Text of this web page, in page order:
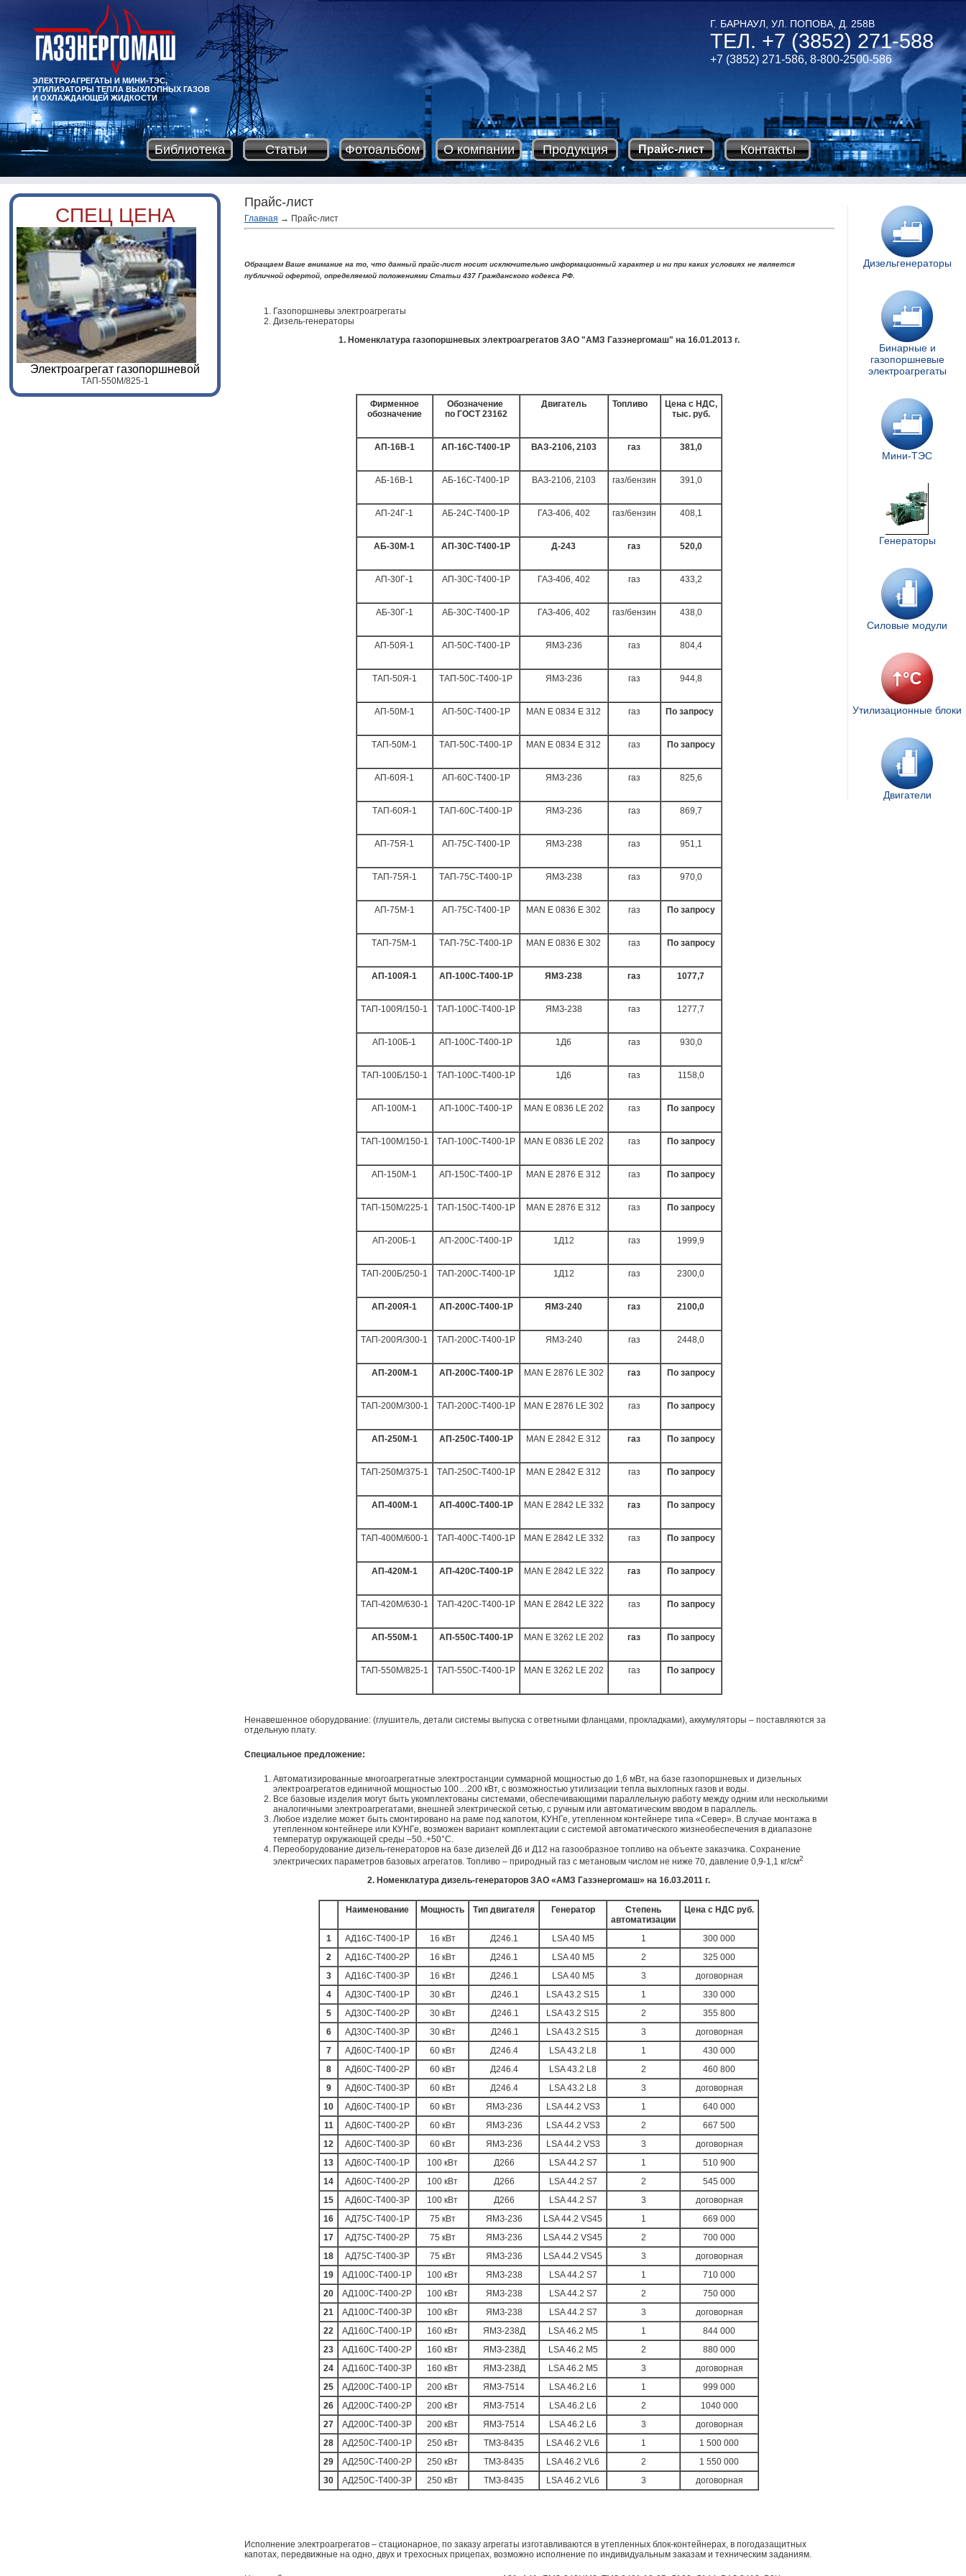
Г. БАРНАУЛ, УЛ. ПОПОВА, Д. 258В
ТЕЛ. +7 (3852) 271-588
+7 (3852) 271-586, 8-800-2500-586
ЭЛЕКТРОАГРЕГАТЫ И МИНИ-ТЭС,
УТИЛИЗАТОРЫ ТЕПЛА ВЫХЛОПНЫХ ГАЗОВ
И ОХЛАЖДАЮЩЕЙ ЖИДКОСТИ
Библиотека Статьи Фотоальбом О компании Продукция Прайс-лист Контакты
СПЕЦ ЦЕНА
Электроагрегат газопоршневой
ТАП-550M/825-1
Прайс-лист
Главная → Прайс-лист
Обращаем Ваше внимание на то, что данный прайс-лист носит исключительно информационный характер и ни при каких условиях не является
публичной офертой, определяемой положениями Статьи 437 Гражданского кодекса РФ.
Газопоршневы электроагрегаты
Дизель-генераторы
1. Номенклатура газопоршневых электроагрегатов ЗАО "АМЗ Газэнергомаш" на 16.01.2013 г.
Фирменное
обозначение
Обозначение
по ГОСТ 23162
Двигатель Топливо
Цена с НДС,
тыс. руб.
АП-16В-1 АП-16С-Т400-1Р ВАЗ-2106, 2103 газ 381,0
АБ-16В-1 АБ-16С-Т400-1Р ВАЗ-2106, 2103 газ/бензин 391,0
АП-24Г-1 АБ-24С-Т400-1Р ГАЗ-406, 402 газ/бензин 408,1
АБ-30М-1 АП-30С-Т400-1Р Д-243 газ 520,0
АП-30Г-1 АП-30С-Т400-1Р ГАЗ-406, 402 газ 433,2
АБ-30Г-1 АБ-30С-Т400-1Р ГАЗ-406, 402 газ/бензин 438,0
АП-50Я-1 АП-50С-Т400-1Р ЯМЗ-236 газ 804,4
ТАП-50Я-1 ТАП-50С-Т400-1Р ЯМЗ-236 газ 944,8
АП-50M-1 АП-50С-Т400-1Р MAN E 0834 E 312 газ По запросу
ТАП-50M-1 ТАП-50С-Т400-1Р MAN E 0834 E 312 газ По запросу
АП-60Я-1 АП-60С-Т400-1Р ЯМЗ-236 газ 825,6
ТАП-60Я-1 ТАП-60С-Т400-1Р ЯМЗ-236 газ 869,7
АП-75Я-1 АП-75С-Т400-1Р ЯМЗ-238 газ 951,1
ТАП-75Я-1 ТАП-75С-Т400-1Р ЯМЗ-238 газ 970,0
АП-75 M-1 АП-75С-Т400-1Р MAN E 0836 E 302 газ По запросу
ТАП-75 M-1 ТАП-75С-Т400-1Р MAN E 0836 E 302 газ По запросу
АП-100Я-1 АП-100С-Т400-1Р ЯМЗ-238 газ 1077,7
ТАП-100Я/150-1 ТАП-100С-Т400-1Р ЯМЗ-238 газ 1277,7
АП-100Б-1 АП-100С-Т400-1Р 1Д6 газ 930,0
ТАП-100Б/150-1 ТАП-100С-Т400-1Р 1Д6 газ 1158,0
АП-100M-1 АП-100С-Т400-1Р MAN E 0836 LE 202 газ По запросу
ТАП-100M/150-1 ТАП-100С-Т400-1Р MAN E 0836 LE 202 газ По запросу
АП-150M-1 АП-150С-Т400-1Р MAN E 2876 E 312 газ По запросу
ТАП-150M/225-1 ТАП-150С-Т400-1Р MAN E 2876 E 312 газ По запросу
АП-200Б-1 АП-200С-Т400-1Р 1Д12 газ 1999,9
ТАП-200Б/250-1 ТАП-200С-Т400-1Р 1Д12 газ 2300,0
АП-200Я-1 АП-200С-Т400-1Р ЯМЗ-240 газ 2100,0
ТАП-200Я/300-1 ТАП-200С-Т400-1Р ЯМЗ-240 газ 2448,0
АП-200M-1 АП-200С-Т400-1Р MAN E 2876 LE 302 газ По запросу
ТАП-200M/300-1 ТАП-200С-Т400-1Р MAN E 2876 LE 302 газ По запросу
АП-250M-1 АП-250С-Т400-1Р MAN E 2842 E 312 газ По запросу
ТАП-250M/375-1 ТАП-250С-Т400-1Р MAN E 2842 E 312 газ По запросу
АП-400M-1 АП-400С-Т400-1Р MAN E 2842 LE 332 газ По запросу
ТАП-400M/600-1 ТАП-400С-Т400-1Р MAN E 2842 LE 332 газ По запросу
АП-420M-1 АП-420С-Т400-1Р MAN E 2842 LE 322 газ По запросу
ТАП-420M/630-1 ТАП-420С-Т400-1Р MAN E 2842 LE 322 газ По запросу
АП-550M-1 АП-550С-Т400-1Р MAN E 3262 LE 202 газ По запросу
ТАП-550M/825-1 ТАП-550С-Т400-1Р MAN E 3262 LE 202 газ По запросу
Ненавешенное оборудование: (глушитель, детали системы выпуска с ответными фланцами, прокладками), аккумуляторы – поставляются за
отдельную плату.
Специальное предложение:
Автоматизированные многоагрегатные электростанции суммарной мощностью до 1,6 мВт, на базе газопоршневых и дизельных
электроагрегатов единичной мощностью 100…200 кВт, с возможностью утилизации тепла выхлопных газов и воды.
Все базовые изделия могут быть укомплектованы системами, обеспечивающими параллельную работу между одним или несколькими
аналогичными электроагрегатами, внешней электрической сетью, с ручным или автоматическим вводом в параллель.
Любое изделие может быть смонтировано на раме под капотом, КУНГе, утепленном контейнере типа «Север». В случае монтажа в
утепленном контейнере или КУНГе, возможен вариант комплектации с системой автоматического жизнеобеспечения в диапазоне
температур окружающей среды –50..+50°С.
Переоборудование дизель-генераторов на базе дизелей Д6 и Д12 на газообразное топливо на объекте заказчика. Сохранение
электрических параметров базовых агрегатов. Топливо – природный газ с метановым числом не ниже 70, давление 0,9-1,1 кг/см2
2. Номенклатура дизель-генераторов ЗАО «АМЗ Газэнергомаш» на 16.03.2011 г.
Наименование Мощность Тип двигателя Генератор
Степень
автоматизации
Цена с НДС руб.
1 АД16С-Т400-1Р 16 кВт Д246.1 LSA 40 M5 1
300 000
2
АД16С-Т400-2Р 16 кВт Д246.1 LSA 40 M5 2
325 000
3
АД16С-Т400-3Р 16 кВт Д246.1 LSA 40 M5 3
договорная
4
АД30С-Т400-1Р 30 кВт Д246.1 LSA 43.2 S15 1
330 000
5
АД30С-Т400-2Р 30 кВт Д246.1 LSA 43.2 S15 2
355 800
6
АД30С-Т400-3Р 30 кВт Д246.1 LSA 43.2 S15 3
договорная
7
АД60С-Т400-1Р 60 кВт Д246.4 LSA 43.2 L8 1
430 000
8
АД60С-Т400-2Р 60 кВт Д246.4 LSA 43.2 L8 2
460 800
9
АД60С-Т400-3Р 60 кВт Д246.4 LSA 43.2 L8 3
договорная
10
АД60С-Т400-1Р 60 кВт ЯМЗ-236 LSA 44.2 VS3 1
640 000
11
АД60С-Т400-2Р 60 кВт ЯМЗ-236 LSA 44.2 VS3 2
667 500
12
АД60С-Т400-3Р 60 кВт ЯМЗ-236 LSA 44.2 VS3 3
договорная
13
АД60С-Т400-1Р 100 кВт Д266 LSA 44.2 S7 1
510 900
14
АД60С-Т400-2Р 100 кВт Д266 LSA 44.2 S7 2
545 000
15
АД60С-Т400-3Р 100 кВт Д266 LSA 44.2 S7 3
договорная
16
АД75С-Т400-1Р 75 кВт ЯМЗ-236 LSA 44.2 VS45 1
669 000
17
АД75С-Т400-2Р 75 кВт ЯМЗ-236 LSA 44.2 VS45 2
700 000
18
АД75С-Т400-3Р 75 кВт ЯМЗ-236 LSA 44.2 VS45 3
договорная
19
АД100С-Т400-1Р 100 кВт ЯМЗ-238 LSA 44.2 S7 1
710 000
20
АД100С-Т400-2Р 100 кВт ЯМЗ-238 LSA 44.2 S7 2
750 000
21
АД100С-Т400-3Р 100 кВт ЯМЗ-238 LSA 44.2 S7 3
договорная
22
АД160С-Т400-1Р 160 кВт ЯМЗ-238Д LSA 46.2 M5 1
844 000
23
АД160С-Т400-2Р 160 кВт ЯМЗ-238Д LSA 46.2 M5 2
880 000
24
АД160С-Т400-3Р 160 кВт ЯМЗ-238Д LSA 46.2 M5 3
договорная
25
АД200С-Т400-1Р 200 кВт ЯМЗ-7514 LSA 46.2 L6 1
999 000
26
АД200С-Т400-2Р 200 кВт ЯМЗ-7514 LSA 46.2 L6 2
1040 000
27
АД200С-Т400-3Р 200 кВт ЯМЗ-7514 LSA 46.2 L6 3
договорная
28
АД250С-Т400-1Р 250 кВт ТМЗ-8435 LSA 46.2 VL6 1
1 500 000
29
АД250С-Т400-2Р 250 кВт ТМЗ-8435 LSA 46.2 VL6 2
1 550 000
30
АД250С-Т400-3Р 250 кВт ТМЗ-8435 LSA 46.2 VL6 3 договорная
Исполнение электроагрегатов – стационарное, по заказу агрегаты изготавливаются в утепленных блок-контейнерах, в погодазащитных
капотах, передвижные на одно, двух и трехосных прицепах, возможно исполнение по индивидуальным заказам и техническим заданиям.
Дизельгенераторы
Бинарные и
газопоршневые
электроагрегаты
Мини-ТЭС
Генераторы
Силовые модули
Утилизационные блоки
Двигатели